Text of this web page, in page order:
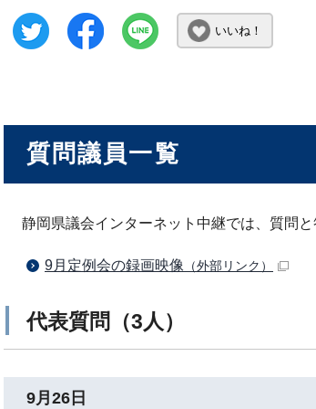
いいね！
質問議員一覧
静岡県議会インターネット中継では、質問
9月定例会の録画映像 （外部リンク）
代表質問（3人）
9月26日